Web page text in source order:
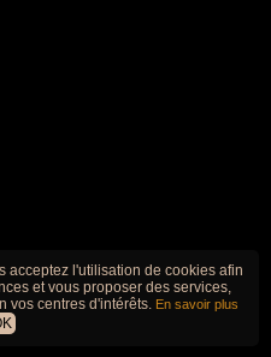
acceptez l'utilisation de cookies afin
et vous proposer des services,
vos centres d'intérêts. En savoir plus